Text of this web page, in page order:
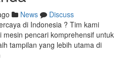
News
Discuss
di Indonesia ? Tim kami
pencari komprehensif untuk
tampilan yang lebih utama di